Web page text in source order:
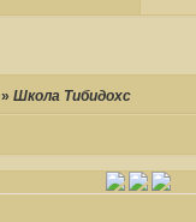
»Школа Тибидохс